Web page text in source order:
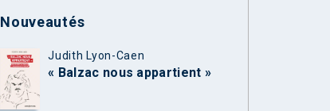
Nouveautés
Judith Lyon-Caen
« Balzac nous appartient »